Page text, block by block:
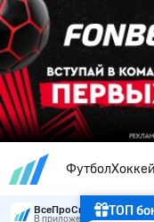
ФутболХоккей
ТОП
ВсеПроСпорт
В приложении удобнее